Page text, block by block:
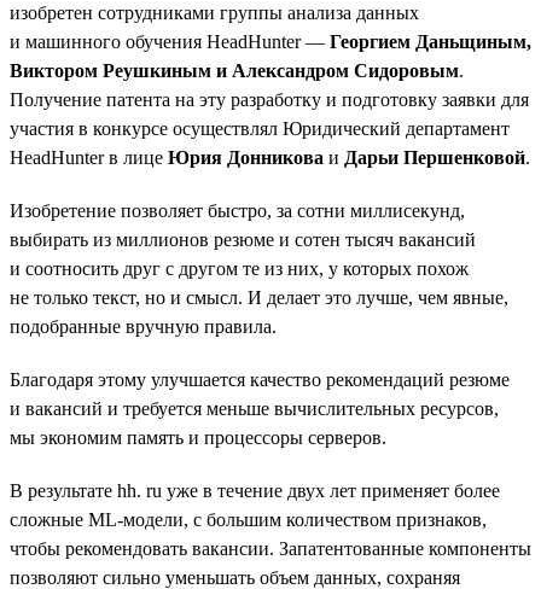
изобретен сотрудниками группы анализа данных
и машинного обучения HeadHunter — Георгием Даньщиным,
Виктором Реушкиным и Александром Сидоровым.
Получение патента на эту разработку и подготовку заявки для
участия в конкурсе осуществлял Юридический департамент
HeadHunter в лице Юрия Донникова и Дарьи Першенковой.
Изобретение позволяет быстро, за сотни миллисекунд,
выбирать из миллионов резюме и сотен тысяч вакансий
и соотносить друг с другом те из них, у которых похож
не только текст, но и смысл. И делает это лучше, чем явные,
подобранные вручную правила.
Благодаря этому улучшается качество рекомендаций резюме
и вакансий и требуется меньше вычислительных ресурсов,
мы экономим память и процессоры серверов.
В результате hh. ru уже в течение двух лет применяет более
сложные ML-модели, с большим количеством признаков,
чтобы рекомендовать вакансии. Запатентованные компоненты
позволяют сильно уменьшать объем данных, сохраняя